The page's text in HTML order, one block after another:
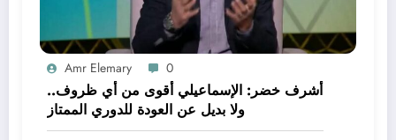
Amr Elemary 0
أشرف خضر: الإسماعيلي أقوى من أي ظروف..
ولا بديل عن العودة للدوري الممتاز